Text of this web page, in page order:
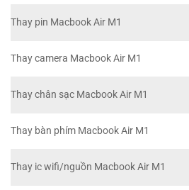
Thay pin Macbook Air M1
Thay camera Macbook Air M1
Thay chân sạc Macbook Air M1
Thay bàn phím Macbook Air M1
Thay ic wifi/nguồn Macbook Air M1